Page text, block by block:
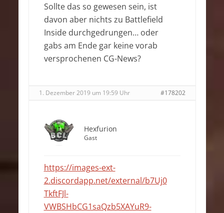
Sollte das so gewesen sein, ist
davon aber nichts zu Battlefield
Inside durchgedrungen… oder
gabs am Ende gar keine vorab
versprochenen CG-News?
1. Dezember 2019 um 19:59 Uhr #178202
Hexfurion
Gast
https://images-ext-
2.discordapp.net/external/b7Uj0
TkftFJl-
VWBSHbCG1saQzb5XAYuR9-